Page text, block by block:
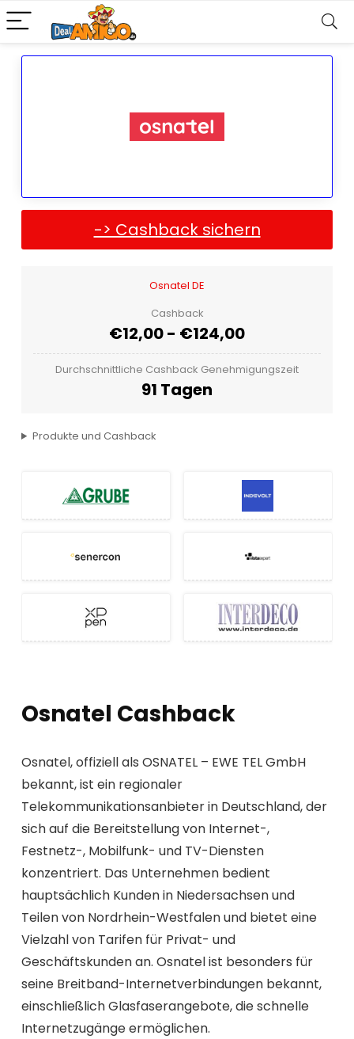
-> Cashback sichern
Osnatel DE
Cashback
€12,00 - €124,00
Durchschnittliche Cashback Genehmigungszeit
91 Tagen
Produkte und Cashback
Osnatel Cashback
Osnatel, offiziell als OSNATEL – EWE TEL GmbH
bekannt, ist ein regionaler
Telekommunikationsanbieter in Deutschland, der
sich auf die Bereitstellung von Internet-,
Festnetz-, Mobilfunk- und TV-Diensten
konzentriert. Das Unternehmen bedient
hauptsächlich Kunden in Niedersachsen und
Teilen von Nordrhein-Westfalen und bietet eine
Vielzahl von Tarifen für Privat- und
Geschäftskunden an. Osnatel ist besonders für
seine Breitband-Internetverbindungen bekannt,
einschließlich Glasfaserangebote, die schnelle
Internetzugänge ermöglichen.